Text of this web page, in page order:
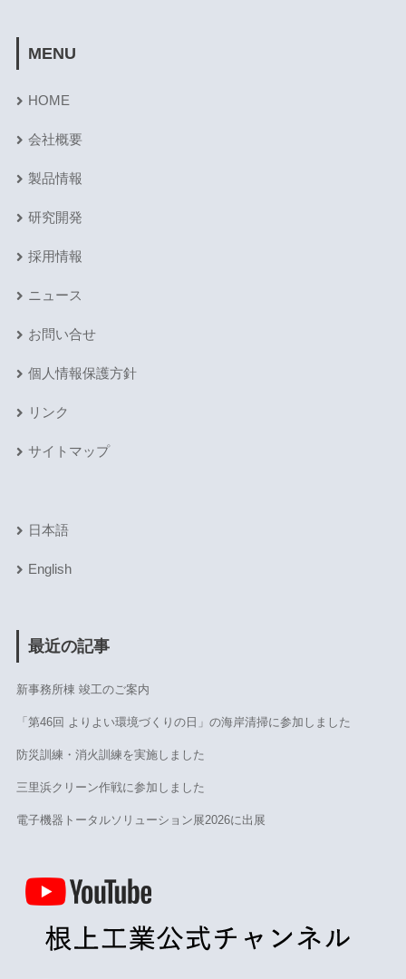
MENU
HOME
会社概要
製品情報
研究開発
採用情報
ニュース
お問い合せ
個人情報保護方針
リンク
サイトマップ
日本語
English
最近の記事
新事務所棟 竣工のご案内
「第46回 よりよい環境づくりの日」の海岸清掃に参加しました
防災訓練・消火訓練を実施しました
三里浜クリーン作戦に参加しました
電子機器トータルソリューション展2026に出展